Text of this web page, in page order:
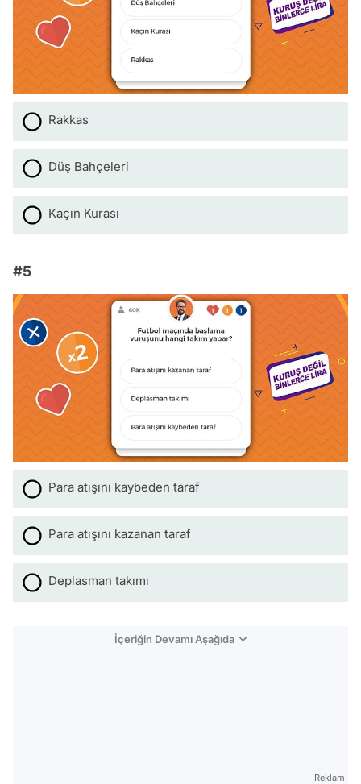
Rakkas
Düş Bahçeleri
Kaçın Kurası
#5
Para atışını kaybeden taraf
Para atışını kazanan taraf
Deplasman takımı
İçeriğin Devamı Aşağıda
Reklam